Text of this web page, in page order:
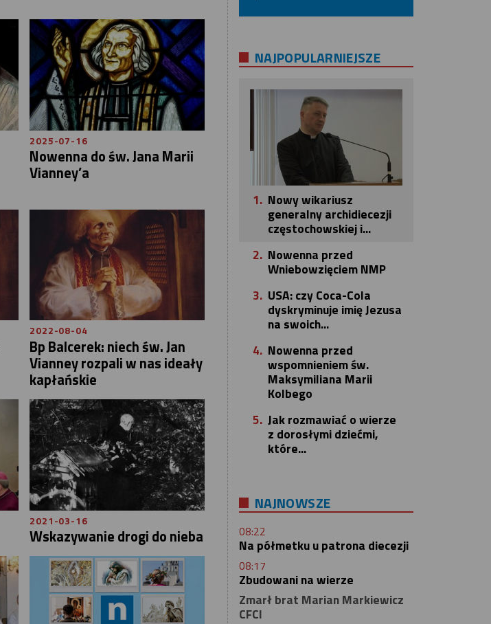
2025-07-16
Nowenna do św. Jana Marii
Vianney’a
2022-08-04
Bp Balcerek: niech św. Jan
Vianney rozpali w nas ideały
kapłańskie
2021-03-16
Wskazywanie drogi do nieba
NAJPOPULARNIEJSZE
1. Nowy wikariusz
generalny archidiecezji
częstochowskiej i...
2. Nowenna przed
Wniebowzięciem NMP
3. USA: czy Coca-Cola
dyskryminuje imię Jezusa
na swoich...
4. Nowenna przed
wspomnieniem św.
Maksymiliana Marii
Kolbego
5. Jak rozmawiać o wierze
z dorosłymi dziećmi,
które...
NAJNOWSZE
08:22
Na półmetku u patrona diecezji
08:17
Zbudowani na wierze
Zmarł brat Marian Markiewicz
CFCI